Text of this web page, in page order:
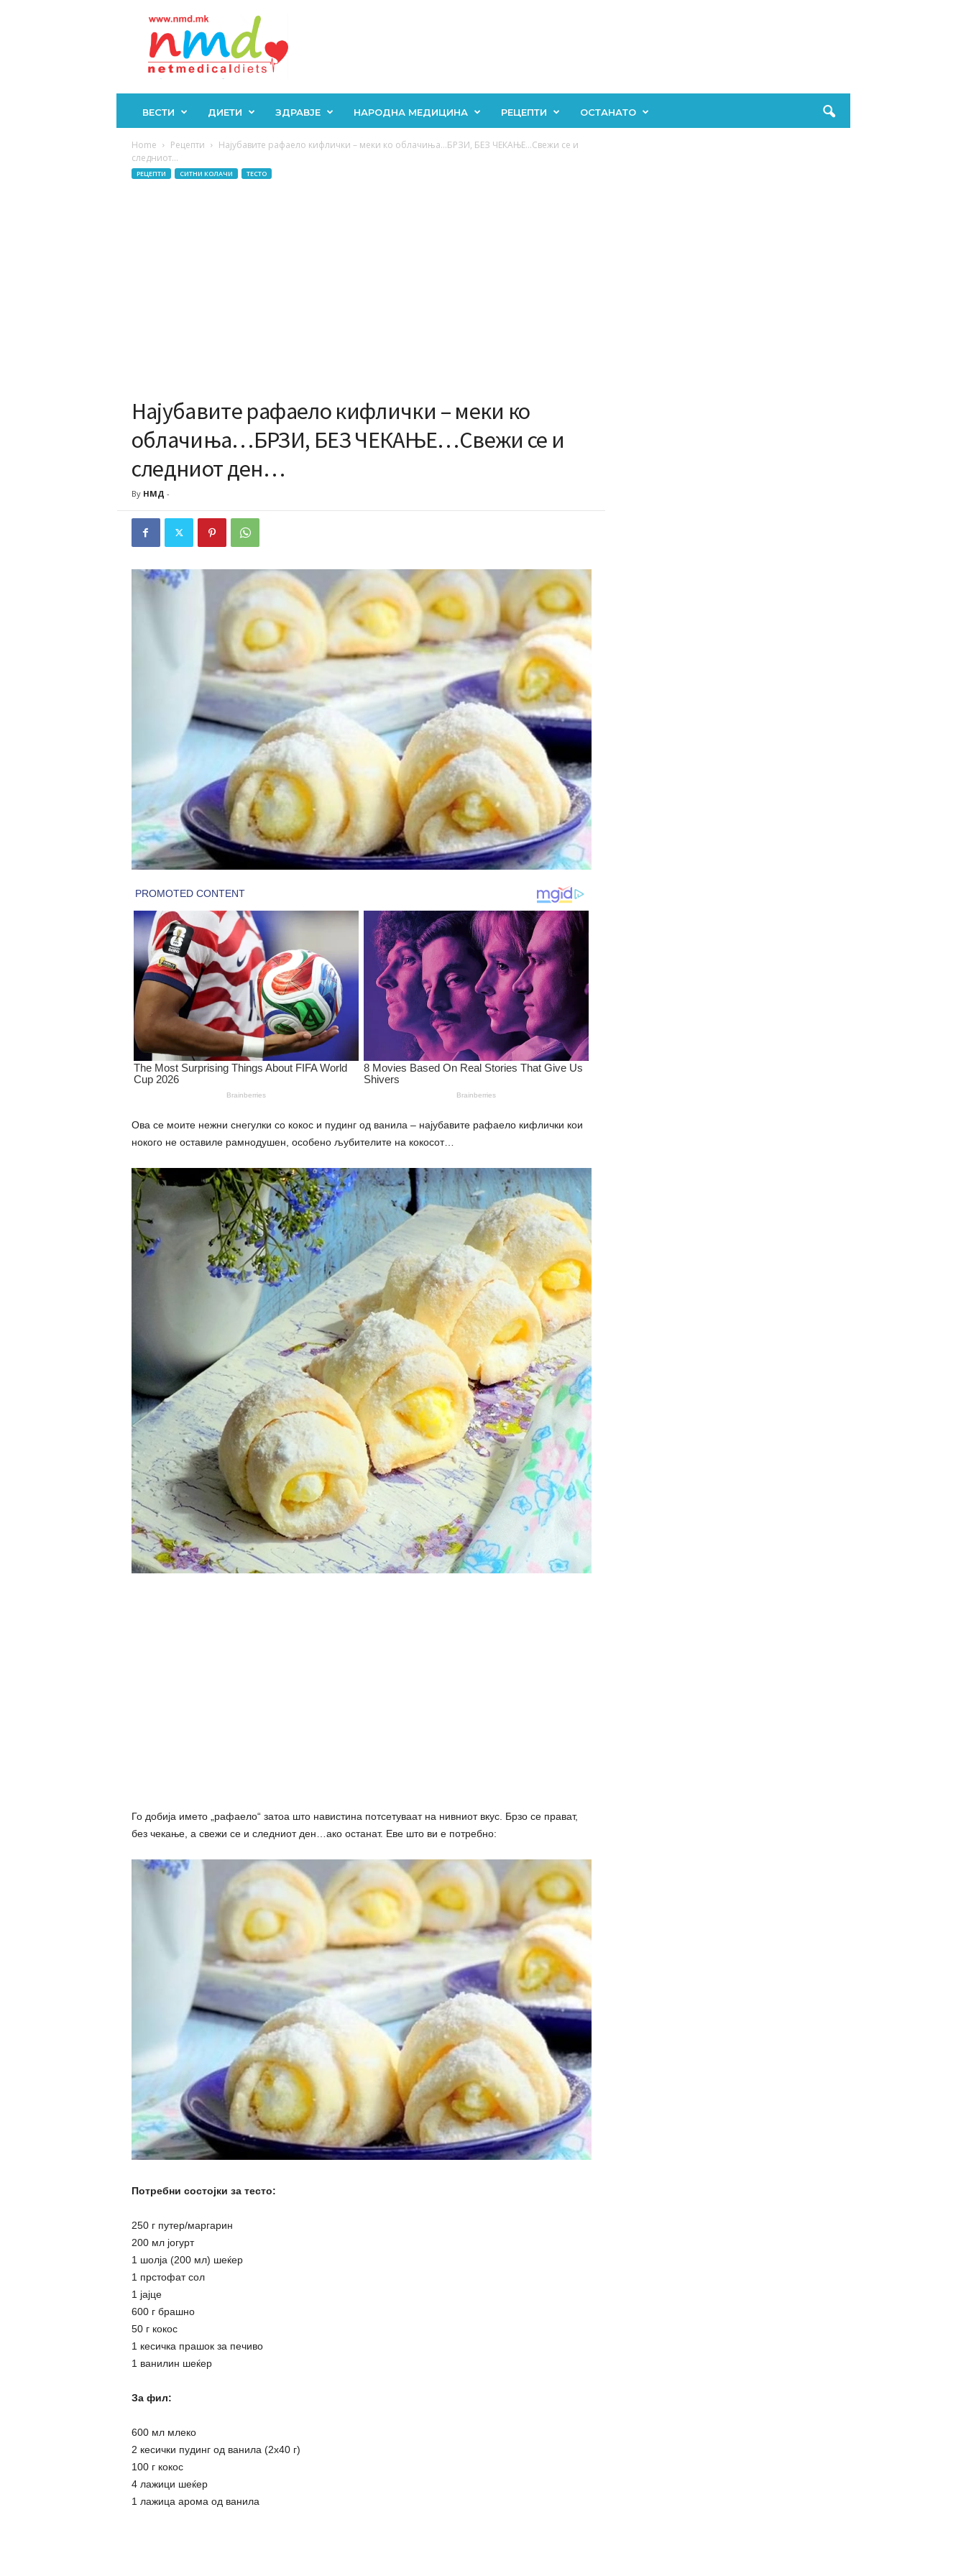
ВЕСТИ ДИЕТИ ЗДРАВЈЕ НАРОДНА МЕДИЦИНА РЕЦЕПТИ ОСТАНАТО
Home Рецепти
Најубавите рафаело кифлички – меки ко облачиња…БРЗИ, БЕЗ ЧЕКАЊЕ…Свежи се и
следниот...
РЕЦЕПТИ СИТНИ КОЛАЧИ ТЕСТО
Најубавите рафаело кифлички – меки ко
облачиња…БРЗИ, БЕЗ ЧЕКАЊЕ…Свежи се и
следниот ден…
By НМД -
Ова се моите нежни снегулки со кокос и пудинг од ванила – најубавите рафаело кифлички кои
нокого не оставиле рамнодушен, особено љубителите на кокосот…
Го добија името „рафаело“ затоа што навистина потсетуваат на нивниот вкус. Брзо се прават,
без чекање, а свежи се и следниот ден…ако останат. Еве што ви е потребно:
Потребни состојки за тесто:
250 г путер/маргарин
200 мл јогурт
1 шолја (200 мл) шеќер
1 прстофат сол
1 јајце
600 г брашно
50 г кокос
1 кесичка прашок за печиво
1 ванилин шеќер
За фил:
600 мл млеко
2 кесички пудинг од ванила (2х40 г)
100 г кокос
4 лажици шеќер
1 лажица арома од ванила